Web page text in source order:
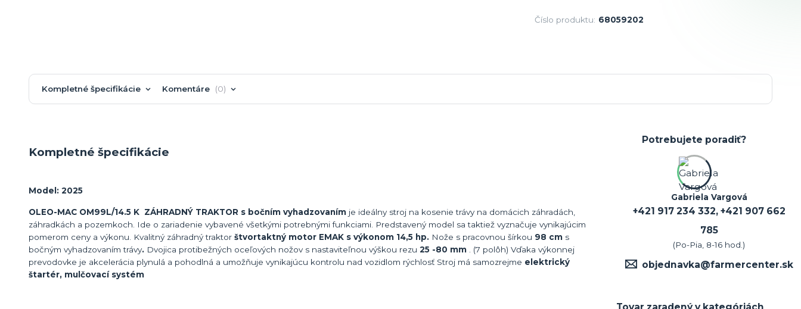
Číslo produktu: 68059202
Kompletné špecifikácie Komentáre 0
Kompletné špecifikácie
Model: 2025
OLEO-MAC OM99L/14.5 K ZÁHRADNÝ TRAKTOR s bočním vyhadzovaním je ideálny stroj na kosenie trávy na domácich záhradách,
záhradkách a pozemkoch. Ide o zariadenie vybavené všetkými potrebnými funkciami. Predstavený model sa taktiež vyznačuje vynikajúcim
pomerom ceny a výkonu. Kvalitný záhradný traktor štvortaktný motor EMAK s výkonom 14,5 hp. Nože s pracovnou šírkou 98 cm s
bočným vyhadzovaním trávy. Dvojica protibežných oceľových nožov s nastaviteľnou výškou rezu 25 -80 mm . (7 polôh) Vďaka výkonnej
prevodovke je akcelerácia plynulá a pohodlná a umožňuje vynikajúcu kontrolu nad vozidlom rýchlosť Stroj má samozrejme elektrický
štartér, mulčovací systém
Potrebujete poradiť?
Gabriela Vargová
+421 917 234 332, +421 907 662
785
(Po-Pia, 8-16 hod.)
objednavka@farmercenter.sk
Tovar zaradený v kategóriách